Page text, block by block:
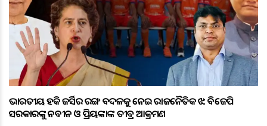
ଭାରତୀୟ ହକି ଜର୍ସିର ରଙ୍ଗ ବଦଳକୁ ନେଇ ରାଜନୈତିକ ଝଡ଼: ବିଜେପି
ସରକାରଙ୍କୁ ନବୀନ ଓ ପ୍ରିୟଙ୍କାଙ୍କ ତୀବ୍ର ଆକ୍ରମଣ